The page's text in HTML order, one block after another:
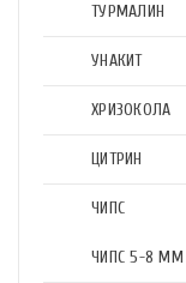
ТУРМАЛИН
УНАКИТ
ХРИЗОКОЛА
ЦИТРИН
ЧИПС
ЧИПС 5-8 ММ